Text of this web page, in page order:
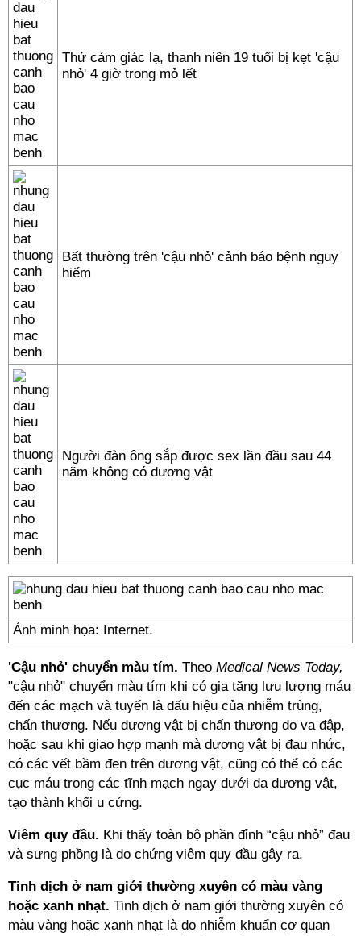
Thử cảm giác lạ, thanh niên 19 tuổi bị kẹt 'cậu
nhỏ' 4 giờ trong mỏ lết
Bất thường trên 'cậu nhỏ' cảnh báo bệnh nguy
hiểm
Người đàn ông sắp được sex lần đầu sau 44
năm không có dương vật
Ảnh minh họa: Internet.
'Cậu nhỏ' chuyển màu tím. Theo Medical News Today,
"cậu nhỏ" chuyển màu tím khi có gia tăng lưu lượng máu
đến các mạch và tuyến là dấu hiệu của nhiễm trùng,
chấn thương. Nếu dương vật bị chấn thương do va đập,
hoặc sau khi giao hợp mạnh mà dương vật bị đau nhức,
có các vết bầm đen trên d­ương vật, cũng có thể có các
cục máu trong các tĩnh mạch ngay d­ưới da dương vật,
tạo thành khối u cứng.
Viêm quy đầu. Khi thấy toàn bộ phần đỉnh “cậu nhỏ” đau
và sưng phồng là do chứng viêm quy đầu gây ra.
Tinh dịch ở nam giới thường xuyên có màu vàng
hoặc xanh nhạt. Tinh dịch ở nam giới thường xuyên có
màu vàng hoặc xanh nhạt là do nhiễm khuẩn cơ quan